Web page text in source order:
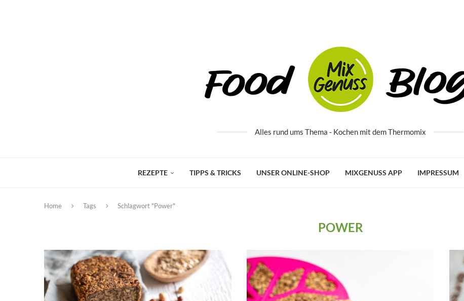
Alles rund ums Thema - Kochen mit dem Thermomix
REZEPTE TIPPS & TRICKS UNSER ONLINE-SHOP MIXGENUSS APP IMPRESSUM
Home Tags Schlagwort "Power"
POWER